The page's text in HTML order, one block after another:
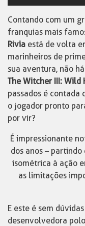
Contando com um
franquias mais
Rivia está de volta
marinheiros de
sua aventura, não
The Witcher III: Wild
passados é contada
o jogador pronto
por vir?
É impressionante
dos anos – partindo
isométrica à ação
as limitações
E este é sem
desenvolvedora